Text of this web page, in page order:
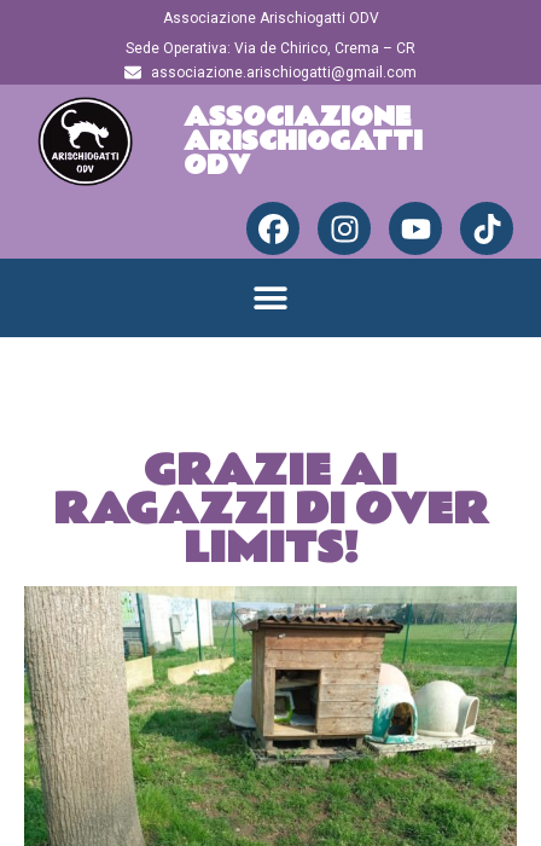
Associazione Arischiogatti ODV
Sede Operativa: Via de Chirico, Crema – CR
associazione.arischiogatti@gmail.com
ASSOCIAZIONE
ARISCHIOGATTI
ODV
GRAZIE AI
RAGAZZI DI OVER
LIMITS!